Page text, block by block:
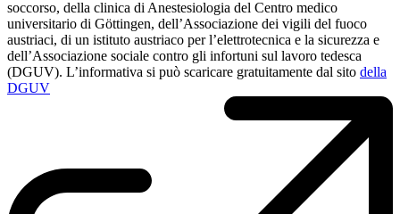
soccorso, della clinica di Anestesiologia del Centro medico
universitario di Göttingen, dell’Associazione dei vigili del fuoco
austriaci, di un istituto austriaco per l’elettrotecnica e la sicurezza e
dell’Associazione sociale contro gli infortuni sul lavoro tedesca
(DGUV). L’informativa si può scaricare gratuitamente dal sito della
DGUV